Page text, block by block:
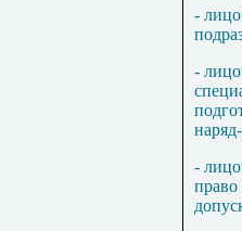
-
-
-